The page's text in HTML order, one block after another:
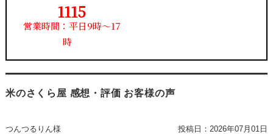
1115
営業時間：平日9時～17
時
米のさくら屋 感想・評価 お客様の声
つんつるりん様 投稿日： 2026年07月01日